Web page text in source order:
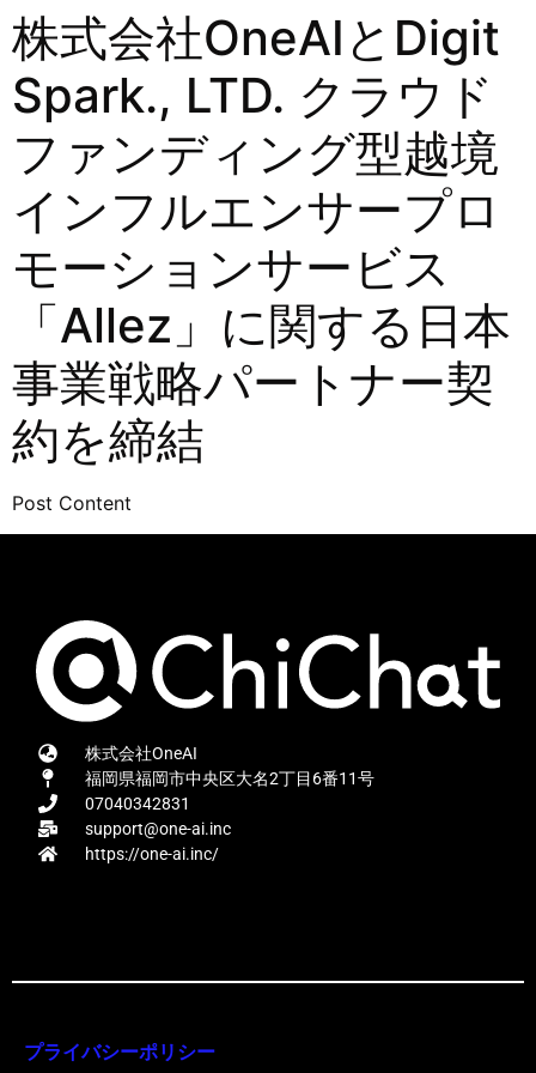
株式会社OneAIとDigit
Spark., LTD. クラウド
ファンディング型越境
インフルエンサープロ
モーションサービス
「Allez」に関する日本
事業戦略パートナー契
約を締結
Post Content
株式会社OneAI
福岡県福岡市中央区大名2丁目6番11号
07040342831
support@one-ai.inc
https://one-ai.inc/
プライバシーポリシー